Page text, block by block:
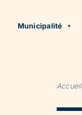
Municipalité
Accueil